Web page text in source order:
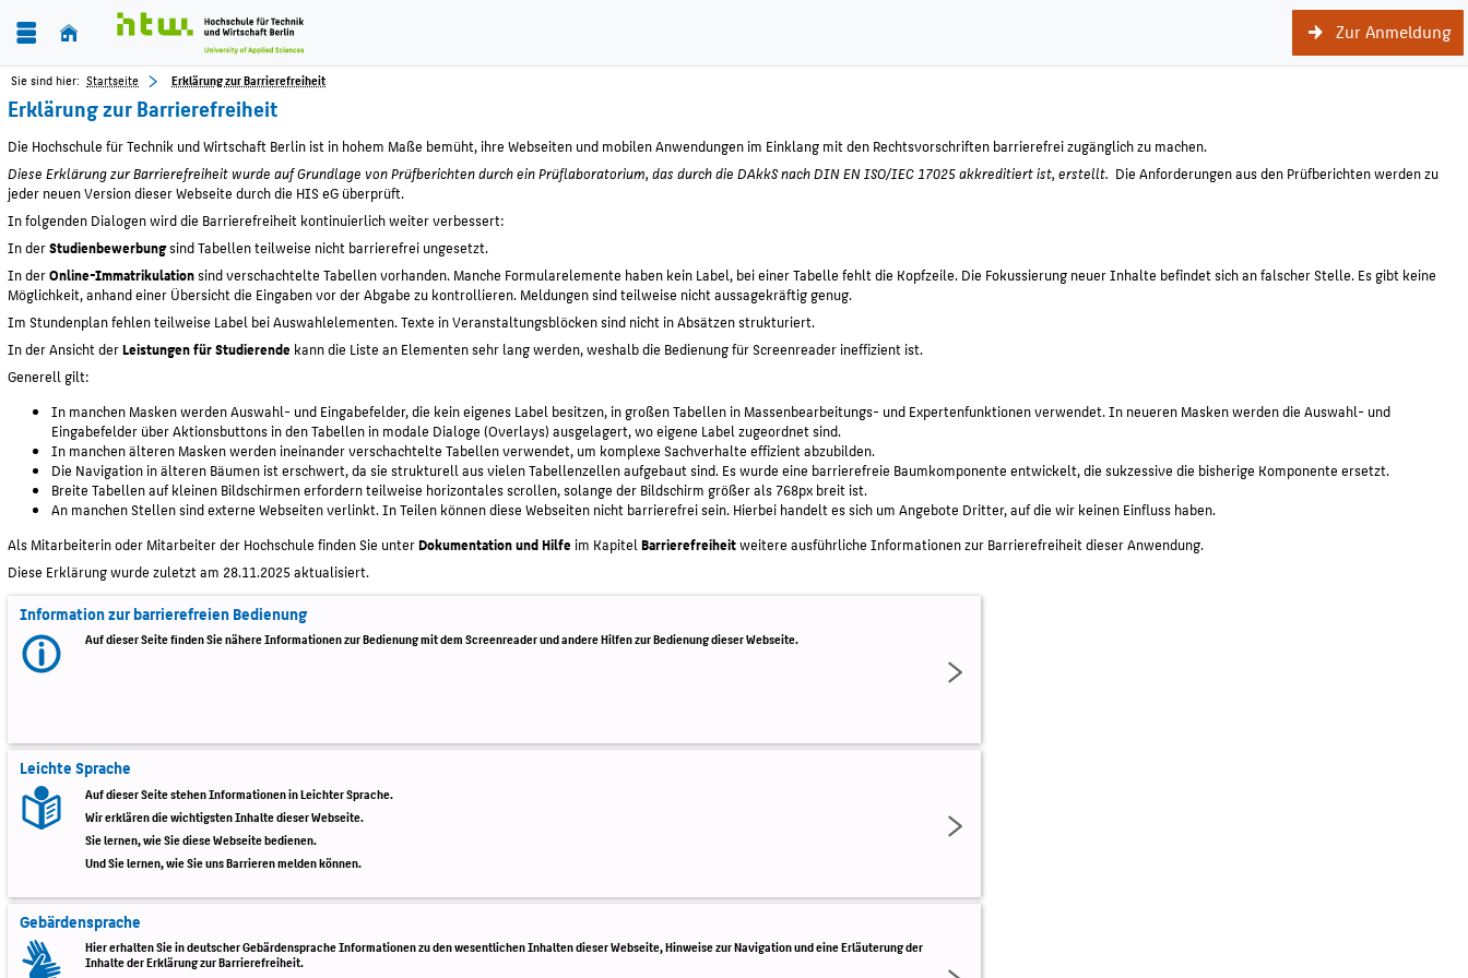
Zur Anmeldung
Sie sind hier: Startseite Erklärung zur Barrierefreiheit
Erklärung zur Barrierefreiheit
Die Hochschule für Technik und Wirtschaft Berlin ist in hohem Maße bemüht, ihre Webseiten und mobilen Anwendungen im Einklang mit den Rechtsvorschriften barrierefrei zugänglich zu machen.
Diese Erklärung zur Barrierefreiheit wurde auf Grundlage von Prüfberichten durch ein Prüflaboratorium, das durch die DAkkS nach DIN EN ISO/IEC 17025 akkreditiert ist, erstellt. Die Anforderungen aus den Prüfberichten werden zu
jeder neuen Version dieser Webseite durch die HIS eG überprüft.
In folgenden Dialogen wird die Barrierefreiheit kontinuierlich weiter verbessert:
In derStudienbewerbungsind Tabellen teilweise nicht barrierefrei ungesetzt.
In derOnline-Immatrikulationsind verschachtelte Tabellen vorhanden. Manche Formularelemente haben kein Label, bei einer Tabelle fehlt die Kopfzeile. Die Fokussierung neuer Inhalte befindet sich an falscher Stelle. Es gibt keine
Möglichkeit, anhand einer Übersicht die Eingaben vor der Abgabe zu kontrollieren. Meldungen sind teilweise nicht aussagekräftig genug.
Im Stundenplan fehlen teilweise Label bei Auswahlelementen. Texte in Veranstaltungsblöcken sind nicht in Absätzen strukturiert.
In der Ansicht derLeistungen für Studierende kann die Liste an Elementen sehr lang werden, weshalb die Bedienung für Screenreader ineffizient ist.
Generell gilt:
In manchen Masken werden Auswahl- und Eingabefelder, die kein eigenes Label besitzen, in großen Tabellen in Massenbearbeitungs- und Expertenfunktionen verwendet. In neueren Masken werden die Auswahl- und
Eingabefelder über Aktionsbuttons in den Tabellen in modale Dialoge (Overlays) ausgelagert, wo eigene Label zugeordnet sind.
In manchen älteren Masken werden ineinander verschachtelte Tabellen verwendet, um komplexe Sachverhalte effizient abzubilden.
Die Navigation in älteren Bäumen ist erschwert, da sie strukturell aus vielen Tabellenzellen aufgebaut sind. Es wurde eine barrierefreie Baumkomponente entwickelt, die sukzessive die bisherige Komponente ersetzt.
Breite Tabellen auf kleinen Bildschirmen erfordern teilweise horizontales scrollen, solange der Bildschirm größer als 768px breit ist.
An manchen Stellen sind externe Webseiten verlinkt. In Teilen können diese Webseiten nicht barrierefrei sein. Hierbei handelt es sich um Angebote Dritter, auf die wir keinen Einfluss haben.
Als Mitarbeiterin oder Mitarbeiter der Hochschule finden Sie unterDokumentation und Hilfe im KapitelBarrierefreiheitweitere ausführliche Informationen zur Barrierefreiheit dieser Anwendung.
Diese Erklärung wurde zuletzt am 28.11.2025 aktualisiert.
Information zur barrierefreien Bedienung
Auf dieser Seite finden Sie nähere Informationen zur Bedienung mit dem Screenreader und andere Hilfen zur Bedienung dieser Webseite.
Leichte Sprache
Auf dieser Seite stehen Informationen in Leichter Sprache.
Wir erklären die wichtigsten Inhalte dieser Webseite.
Sie lernen, wie Sie diese Webseite bedienen.
Und Sie lernen, wie Sie uns Barrieren melden können.
Gebärdensprache
Hier erhalten Sie in deutscher Gebärdensprache Informationen zu den wesentlichen Inhalten dieser Webseite, Hinweise zur Navigation und eine Erläuterung der
Inhalte der Erklärung zur Barrierefreiheit.